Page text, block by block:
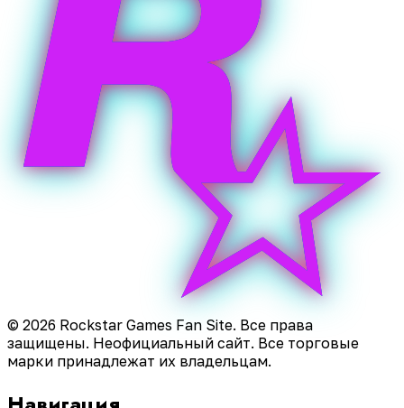
© 2026 Rockstar Games Fan Site. Все права
защищены. Неофициальный сайт. Все торговые
марки принадлежат их владельцам.